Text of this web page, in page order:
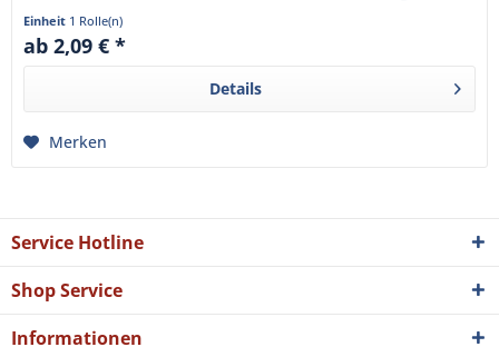
Einheit 1 Rolle(n)
ab 2,09 € *
Details
Merken
Service Hotline
Shop Service
Informationen